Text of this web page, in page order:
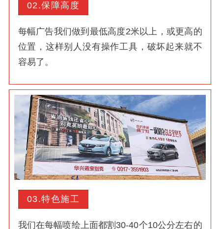
02.保障高度
每幅广告我们做到最低高度2米以上，或更高的
位置，这样别人没有操作工具，破坏起来就不
容易了。
03.特色施工
我们在每幅喷绘上面都割30-40个10公分左右的